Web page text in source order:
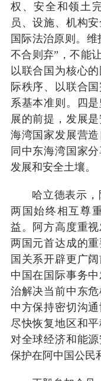
权、安全和领土
员、设施、机构
国际法治原则。维
不合则弃”，不能
以联合国为核心
际秩序、以联合
系基本准则。四
展的前提，发展
海湾国家发展营
同中东海湾国家
发展和安全土壤。
哈立德表示
两国始终相互尊
益。阿方高度重
两国元首达成的
国关系开辟更广
中国在国际事务
治解决当前中东
中方保持密切沟
尽快恢复地区和
对全球经济和能
保护在阿中国公民